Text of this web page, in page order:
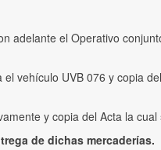
adelante el Operativo
vehículo UVB 076 y copia
y copia del Acta la
de dichas mercaderías.